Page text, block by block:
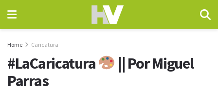
Home Caricatura
#LaCaricatura
|| Por Miguel
Parras